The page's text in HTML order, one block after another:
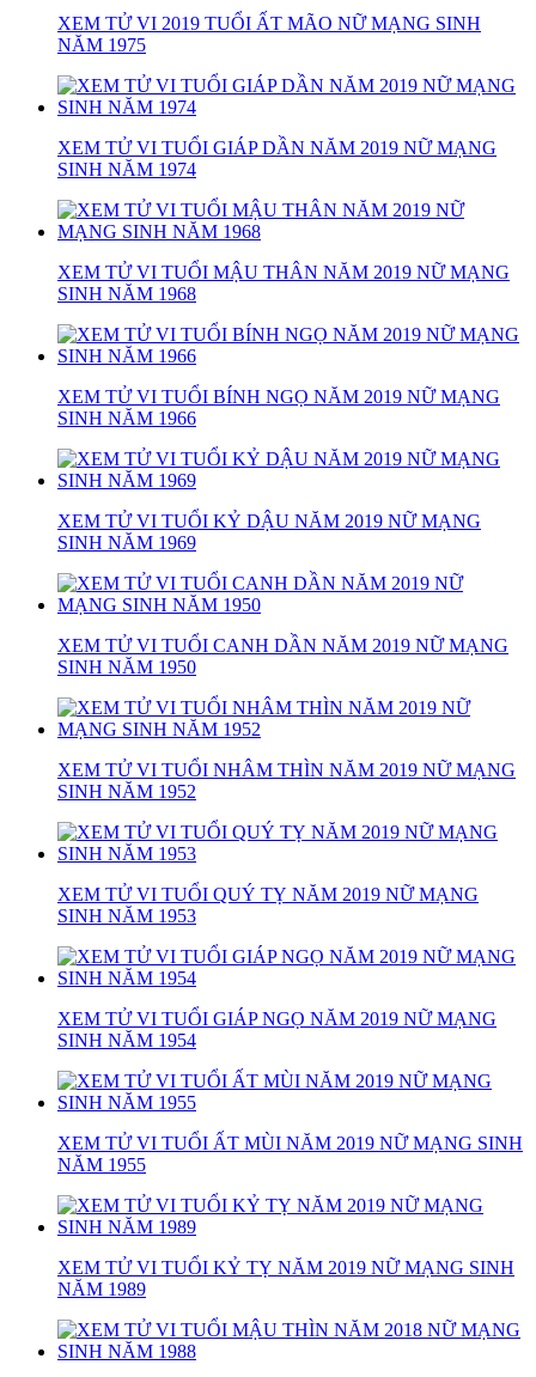
XEM TỬ VI 2019 TUỔI ẤT MÃO NỮ MẠNG SINH
NĂM 1975
XEM TỬ VI TUỔI GIÁP DẦN NĂM 2019 NỮ MẠNG
SINH NĂM 1974
XEM TỬ VI TUỔI MẬU THÂN NĂM 2019 NỮ MẠNG
SINH NĂM 1968
XEM TỬ VI TUỔI BÍNH NGỌ NĂM 2019 NỮ MẠNG
SINH NĂM 1966
XEM TỬ VI TUỔI KỶ DẬU NĂM 2019 NỮ MẠNG
SINH NĂM 1969
XEM TỬ VI TUỔI CANH DẦN NĂM 2019 NỮ MẠNG
SINH NĂM 1950
XEM TỬ VI TUỔI NHÂM THÌN NĂM 2019 NỮ MẠNG
SINH NĂM 1952
XEM TỬ VI TUỔI QUÝ TỴ NĂM 2019 NỮ MẠNG
SINH NĂM 1953
XEM TỬ VI TUỔI GIÁP NGỌ NĂM 2019 NỮ MẠNG
SINH NĂM 1954
XEM TỬ VI TUỔI ẤT MÙI NĂM 2019 NỮ MẠNG SINH
NĂM 1955
XEM TỬ VI TUỔI KỶ TỴ NĂM 2019 NỮ MẠNG SINH
NĂM 1989